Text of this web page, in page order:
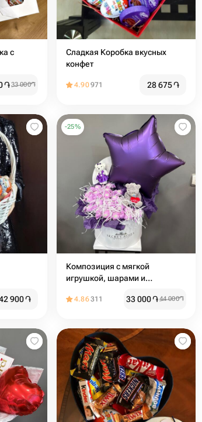
с
֏33 000֏
Сладкая Коробка вкусных
конфет
4.90971 28 675֏
900֏
-25%
Композиция с мягкой
игрушкой, шарами и
4.86311 33 000֏44 000֏